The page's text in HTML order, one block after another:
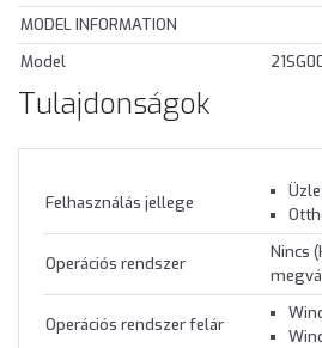
MODEL INFORMATION
Model
Tulajdonságok
Felhasználás jellege
Operációs rendszer
Nincs
Operációs rendszer felár